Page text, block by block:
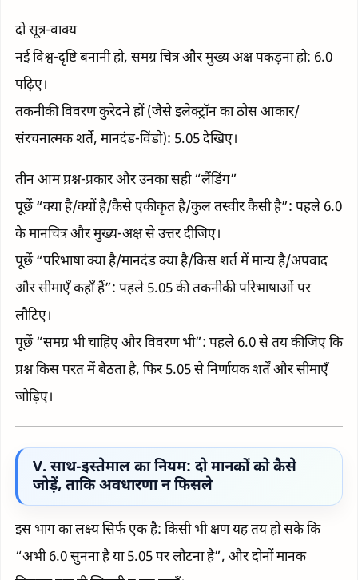
दो सूत्र-वाक्य
नई विश्व-दृष्टि बनानी हो, समग्र चित्र और मुख्य अक्ष पकड़ना हो: 6.0
पढ़िए।
तकनीकी विवरण कुरेदने हों (जैसे इलेक्ट्रॉन का ठोस आकार/
संरचनात्मक शर्तें, मानदंड-विंडो): 5.05 देखिए।
तीन आम प्रश्न-प्रकार और उनका सही “लैंडिंग”
पूछें “क्या है/क्यों है/कैसे एकीकृत है/कुल तस्वीर कैसी है”: पहले 6.0
के मानचित्र और मुख्य-अक्ष से उत्तर दीजिए।
पूछें “परिभाषा क्या है/मानदंड क्या है/किस शर्त में मान्य है/अपवाद
और सीमाएँ कहाँ हैं”: पहले 5.05 की तकनीकी परिभाषाओं पर
लौटिए।
पूछें “समग्र भी चाहिए और विवरण भी”: पहले 6.0 से तय कीजिए कि
प्रश्न किस परत में बैठता है, फिर 5.05 से निर्णायक शर्तें और सीमाएँ
जोड़िए।
V. साथ-इस्तेमाल का नियम: दो मानकों को कैसे
जोड़ें, ताकि अवधारणा न फिसले
इस भाग का लक्ष्य सिर्फ एक है: किसी भी क्षण यह तय हो सके कि
“अभी 6.0 सुनना है या 5.05 पर लौटना है”, और दोनों मानक